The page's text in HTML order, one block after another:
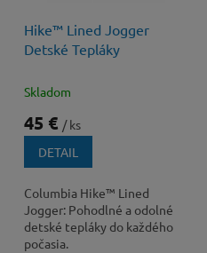
Hike™ Lined Jogger
Detské Tepláky
Skladom
45 € / ks
DETAIL
Columbia Hike™ Lined
Jogger: Pohodlné a odolné
detské tepláky do každého
počasia.